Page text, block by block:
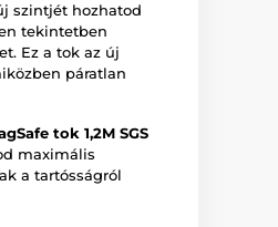
szintjét hozhatod
tekintetben
Ez a tok az új
páratlan
tok 1,2M SGS
maximális
a tartósságról